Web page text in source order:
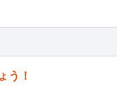
う！